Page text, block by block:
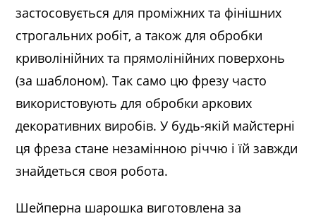
застосовується для проміжних та фінішних
строгальних робіт, а також для обробки
криволінійних та прямолінійних поверхонь
(за шаблоном). Так само цю фрезу часто
використовують для обробки аркових
декоративних виробів. У будь-якій майстерні
ця фреза стане незамінною річчю і їй завжди
знайдеться своя робота.
Шейперна шарошка виготовлена за